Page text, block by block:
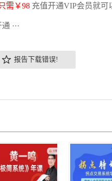
需￥98 充值开通VIP会员就可
···
报告下载错误!